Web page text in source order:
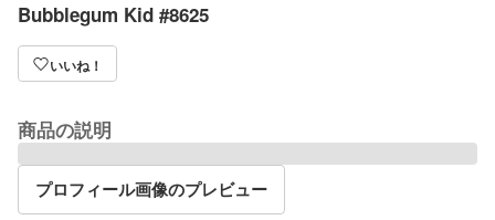
Bubblegum Kid #8625
いいね！
商品の説明
プロフィール画像のプレビュー